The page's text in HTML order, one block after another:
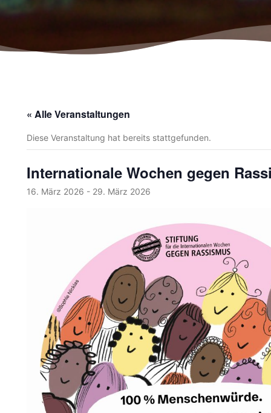
« Alle Veranstaltungen
Diese Veranstaltung hat bereits stattgefunden.
Internationale Wochen gegen
16. März 2026 - 29. März 2026